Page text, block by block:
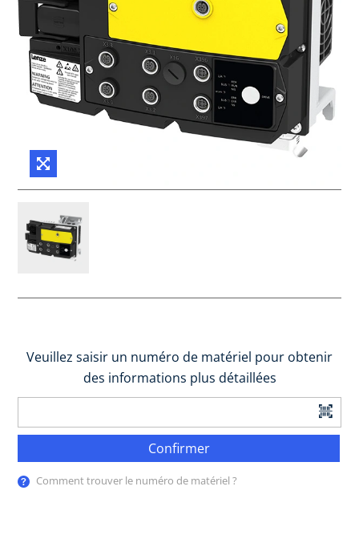
Veuillez saisir un numéro de matériel pour obtenir
des informations plus détaillées
Confirmer
Comment trouver le numéro de matériel ?